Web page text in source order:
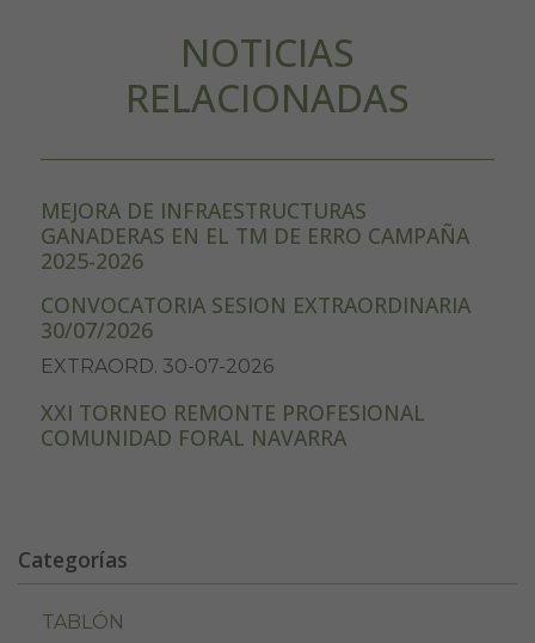
NOTICIAS
RELACIONADAS
MEJORA DE INFRAESTRUCTURAS
GANADERAS EN EL TM DE ERRO CAMPAÑA
2025-2026
CONVOCATORIA SESION EXTRAORDINARIA
30/07/2026
EXTRAORD. 30-07-2026
XXI TORNEO REMONTE PROFESIONAL
COMUNIDAD FORAL NAVARRA
Categorías
TABLÓN